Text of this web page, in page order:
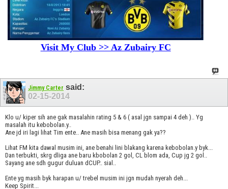
Visit My Club >> Az Zubairy FC
Jimmy Carter said:
02-15-2014
Klo u/ kiper sih ane gak masalahin rating 5 & 6 ( asal jgn sampai 4 deh ).. Yg
masalah itu kebobolan.y..
Ane jd iri lagi lihat Tim ente.. Ane masih bisa menang gak ya??
Lihat FM kita dawal musim ini, ane benahi lini blakang karena kebobolan.y byk...
Dan terbukti, skrg dliga ane baru kbobolan 2 gol, CL blom ada, Cup jg 2 gol..
Sayang ane sdh gugur duluan dCUP.. sial..
Ente yg masih byk harapan u/ trebel musim ini jgn mudah nyerah deh...
Keep Spirit...